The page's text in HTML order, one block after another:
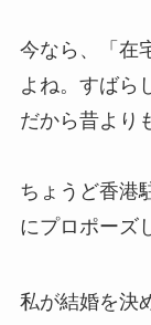
今なら、「在
よね。すばら
だから昔より
ちょうど香港
にプロポーズ
私が結婚を決